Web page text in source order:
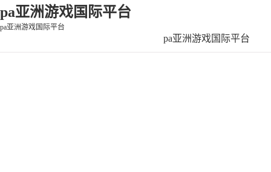
pa亚洲游戏国际平台
pa亚洲游戏国际平台
pa亚洲游戏国际平台